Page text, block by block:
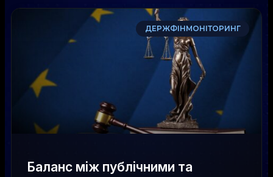
ДЕРЖФІНМОНІТОРИНГ
Баланс між публічними та